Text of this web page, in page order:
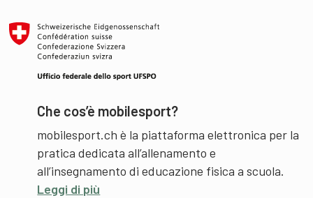
Che cos’è mobilesport?
mobilesport.ch è la piattaforma elettronica per la
pratica dedicata all’allenamento e
all’insegnamento di educazione fisica a scuola.
Leggi di più